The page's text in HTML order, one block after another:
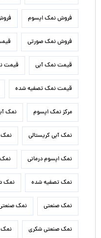
فروش نمک اپسوم
فروش نمک صورتی
قیمت نمک آبی قیمت
قیمت نمک تصفیه شده
مرکز نمک اپسوم نمک
نمک آبی کریستالی نمک
نمک اپسوم درمانی
نمک تصفیه شده نمک
نمک صنعتی نمک
نمک صنعتی شکری نمک